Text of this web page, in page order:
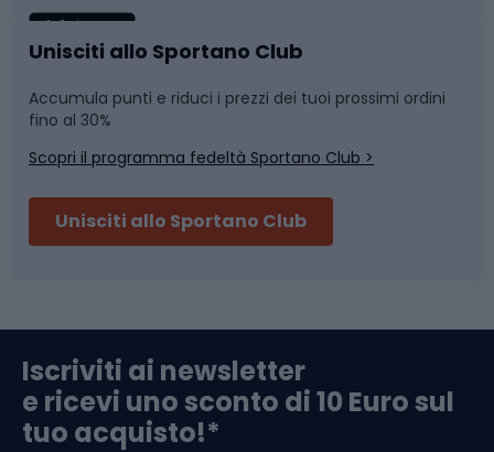
Caschi da ciclismo
Skitouring
Abbigliamento da escursionismo
Nuoto
Pattinaggio
Componenti per biciclette
Arrampicata
Unisciti allo Sportano Club
Accumula punti e riduci i prezzi dei tuoi prossimi ordini
fino al 30%
Scopri il programma fedeltà Sportano Club >
Unisciti allo Sportano Club
Iscriviti ai newsletter
e ricevi uno sconto di 10 Euro sul
tuo acquisto!*